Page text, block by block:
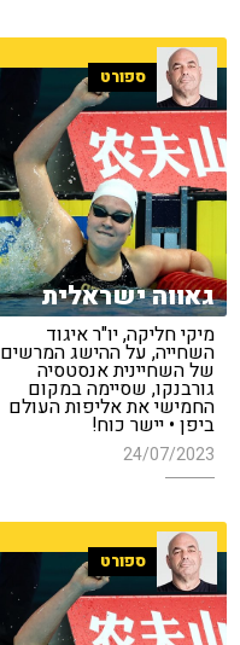
ספורט
גאווה ישראלית
מיקי חליקה, יו"ר איגוד
השחייה, על ההישג המרשים
של השחיינית אנסטסיה
גורבנקו, שסיימה במקום
החמישי את אליפות העולם
ביפן • יישר כוח!
24/07/2023
ספורט